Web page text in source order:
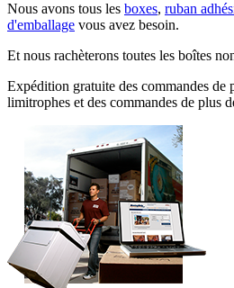
Nous avons tous les boxes, ruban
d'emballage vous avez besoin.
Et nous rachèterons toutes les boîtes
Expédition gratuite des commandes de
limitrophes et des commandes de plus